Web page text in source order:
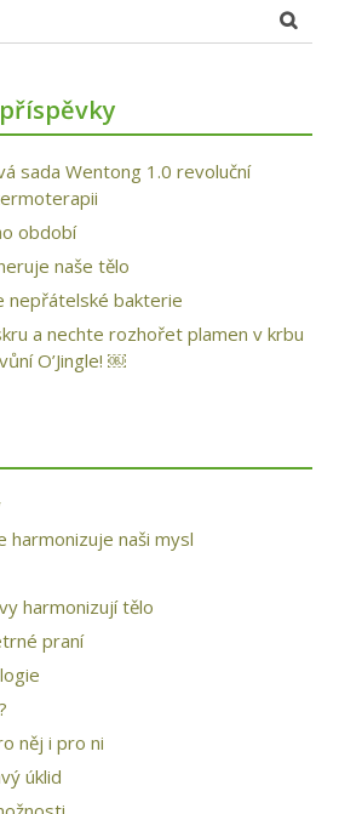
sada Wentong 1.0 revoluční
období
naše tělo
nepřátelské bakterie
a nechte rozhořet plamen v krbu
O’Jingle! ￼
harmonizuje naši mysl
harmonizují tělo
praní
něj i pro ni
úklid